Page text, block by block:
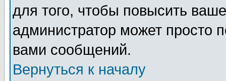
для того, чтобы повысить
администратор может просто
вами сообщений.
Вернуться к началу